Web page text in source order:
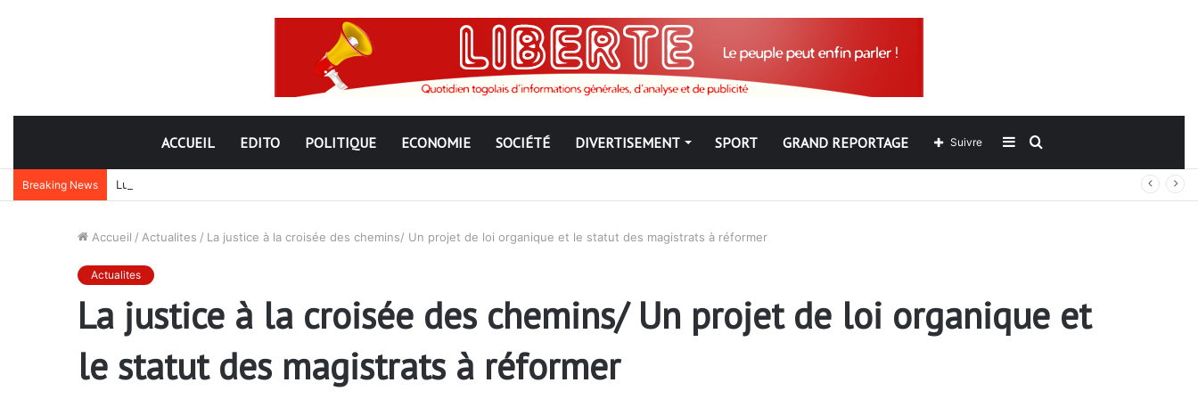
ACCUEIL EDITO POLITIQUE ECONOMIE SOCIÉTÉ DIVERTISEMENT SPORT GRAND REPORTAGE Rechercher
Sidebar
(barre
Suivre
Breaking News Lutte contre la corruption dans la commande publique : Qu’est-ce qui explique le silence du parquet général sur les dossiers de l’ARCOP?
Accueil / Actualites / La justice à la croisée des chemins/ Un projet de loi organique et le statut des magistrats à réformer
Actualites
La justice à la croisée des chemins/ Un projet de loi organique et
le statut des magistrats à réformer